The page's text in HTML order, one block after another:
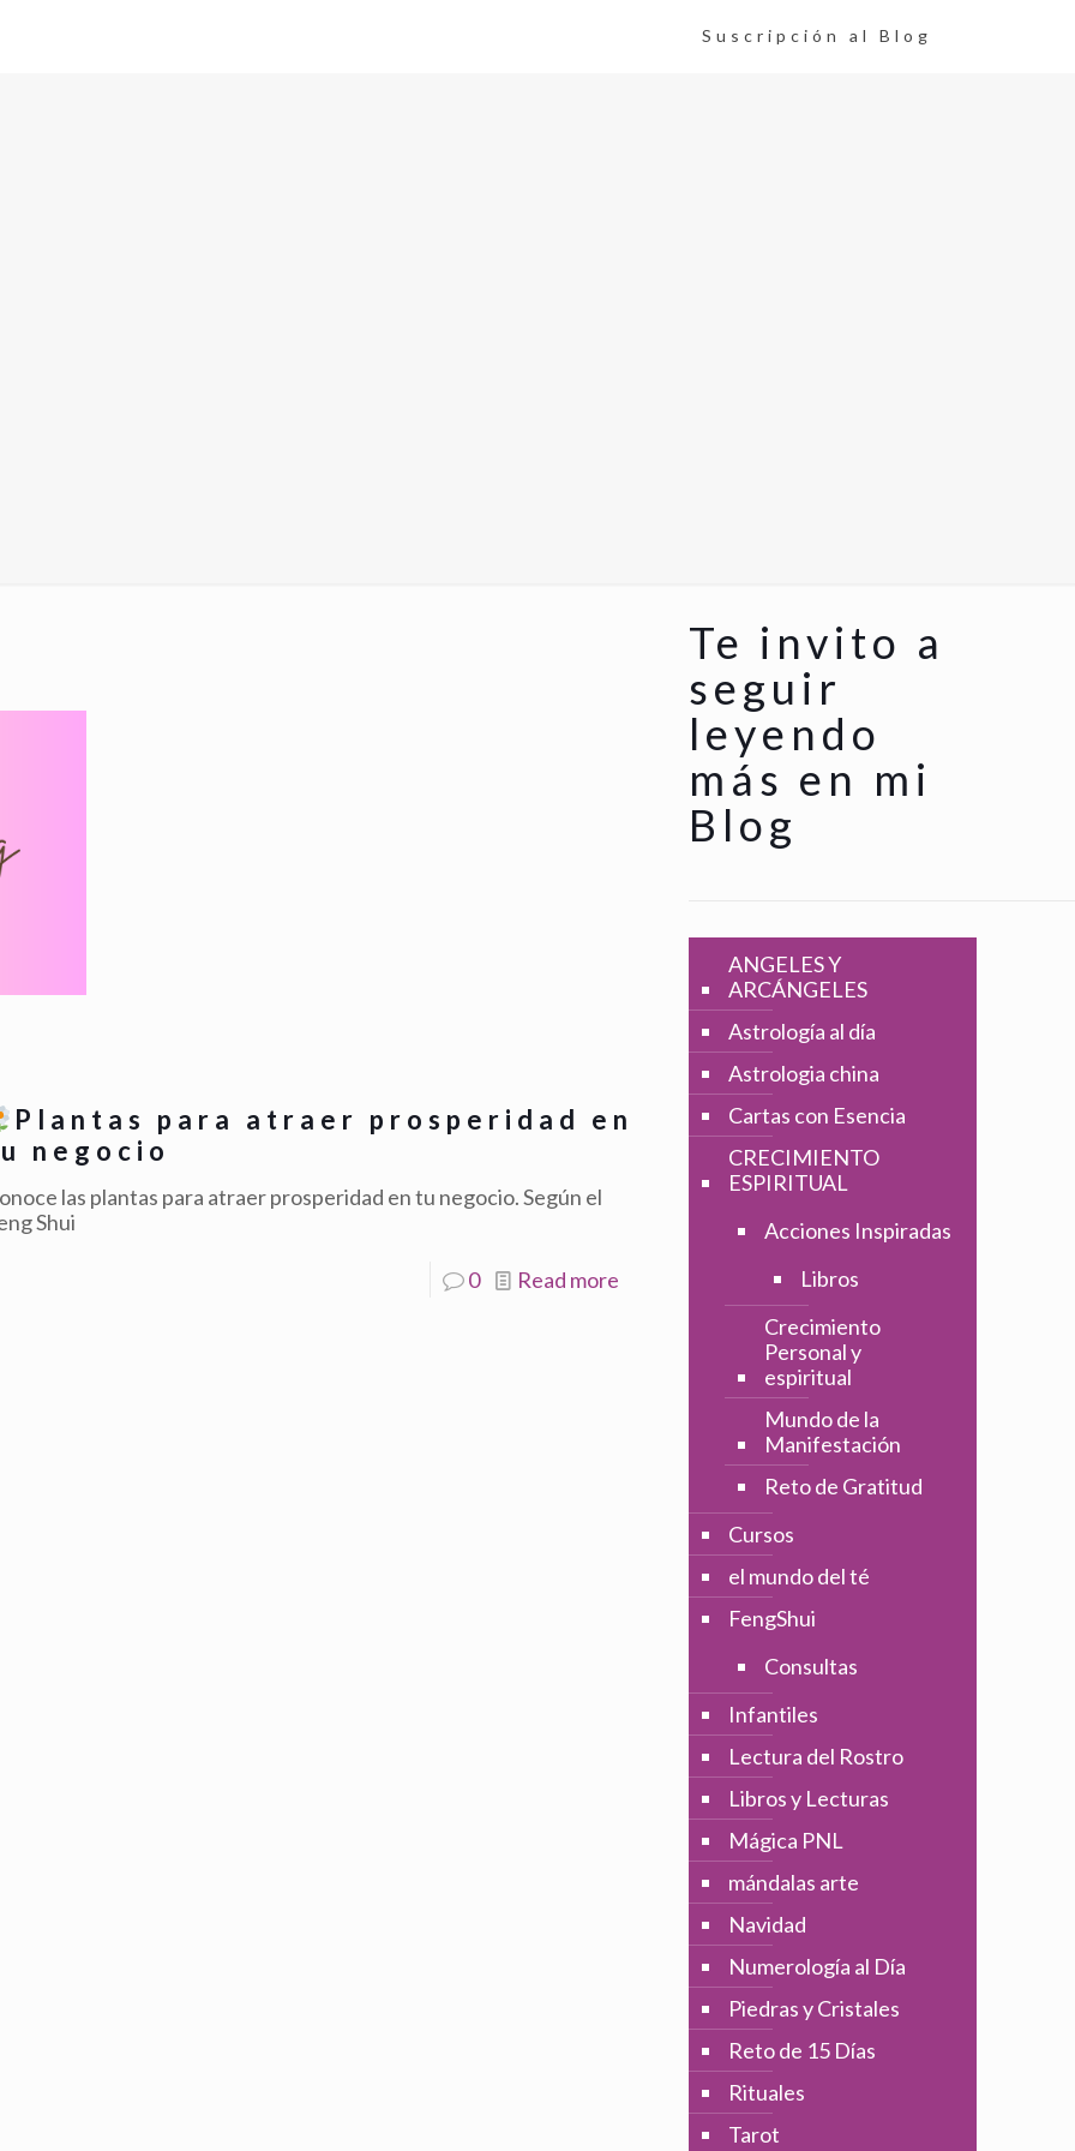
Suscripción al Blog
Plantas para atraer prosperidad en
negocio
las plantas para atraer prosperidad en tu negocio. Según el
Shui
0 Read more
Te invito a
seguir
leyendo
más en mi
Blog
ANGELES Y
ARCÁNGELES
Astrología al día
Astrologia china
Cartas con Esencia
CRECIMIENTO
ESPIRITUAL
Acciones Inspiradas
Libros
Crecimiento
Personal y
espiritual
Mundo de la
Manifestación
Reto de Gratitud
Cursos
el mundo del té
FengShui
Consultas
Infantiles
Lectura del Rostro
Libros y Lecturas
Mágica PNL
mándalas arte
Navidad
Numerología al Día
Piedras y Cristales
Reto de 15 Días
Rituales
Tarot